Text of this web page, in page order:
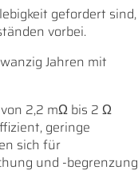
gefordert sind,
vorbei.
Jahren mit
2,2 mΩ bis 2 Ω
geringe
sich für
und -begrenzung